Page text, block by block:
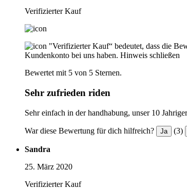
Verifizierter Kauf
"Verifizierter Kauf“ bedeutet, dass die
Kundenkonto bei uns haben. Hinweis schließen
Bewertet mit 5 von 5 Sternen.
Sehr zufrieden riden
Sehr einfach in der handhabung, unser 10
War diese Bewertung für dich hilfreich? Ja (3)
Sandra
25. März 2020
Verifizierter Kauf